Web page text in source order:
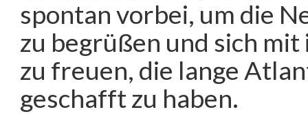
spontan vorbei, um die
zu begrüßen und sich
zu freuen, die lange
geschafft zu haben.